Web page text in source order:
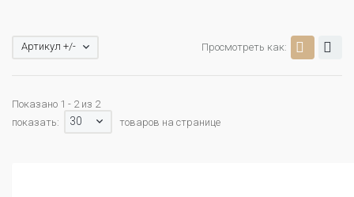
Просмотреть как:
Артикул +/-
Показано 1 - 2 из 2
показать:
30 товаров на странице